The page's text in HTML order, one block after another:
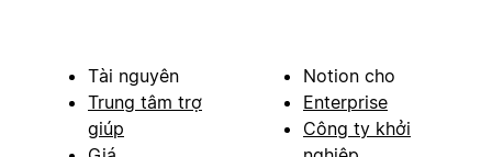
Tài nguyên
Trung tâm trợ
giúp
Notion cho
Enterprise
Công ty khởi